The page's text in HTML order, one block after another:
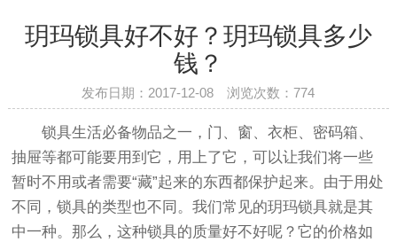
玥玛锁具好不好？玥玛锁具多少
钱？
发布日期：2017-12-08 浏览次数：774
锁具生活必备物品之一，门、窗、衣柜、密码箱、
抽屉等都可能要用到它，用上了它，可以让我们将一些
暂时不用或者需要“藏”起来的东西都保护起来。由于用处
不同，锁具的类型也不同。我们常见的玥玛锁具就是其
中一种。那么，这种锁具的质量好不好呢？它的价格如